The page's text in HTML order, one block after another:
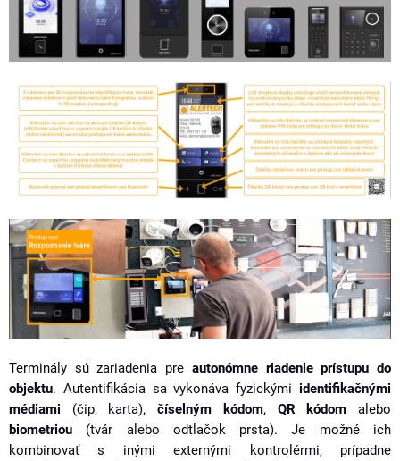
Terminály sú zariadenia pre autonómne riadenie prístupu do
objektu. Autentifikácia sa vykonáva fyzickými identifikačnými
médiami (čip, karta),číselným kódom, QR kódom alebo
biometriou (tvár alebo odtlačok prsta). Je možné ich
kombinovať s inými externými kontrolérmi, prípadne